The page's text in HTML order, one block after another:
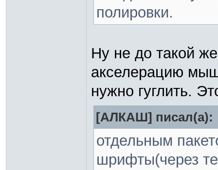
полировки.
Ну не до такой
акселерацию
нужно гуглить.
[АЛКАШ] писал(а):
отдельным
шрифты(через